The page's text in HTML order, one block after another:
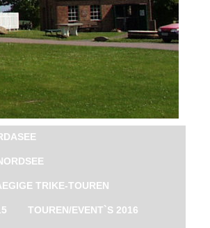
TRIKE-TOUREN
TOUREN/EVENT`S 2016